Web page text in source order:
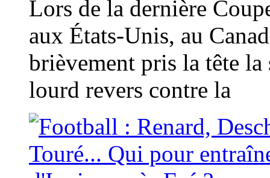
Lors de la dernière
aux États-Unis, au
brièvement pris la tête
lourd revers contre la